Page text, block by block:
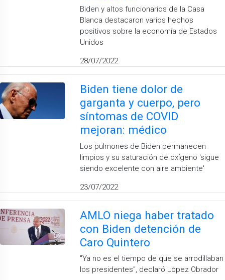
Biden y altos funcionarios de la Casa
Blanca destacaron varios hechos
positivos sobre la economía de Estados
Unidos
28/07/2022
Biden tiene dolor de
garganta y cuerpo, pero
síntomas de COVID
mejoran: médico
Los pulmones de Biden permanecen
limpios y su saturación de oxígeno 'sigue
siendo excelente con aire ambiente'
23/07/2022
AMLO niega haber tratado
con Biden detención de
Caro Quintero
''Ya no es el tiempo de que se arrodillaban
los presidentes'', declaró López Obrador